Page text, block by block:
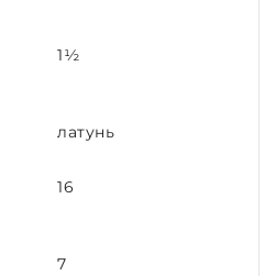
1½
латунь
16
7